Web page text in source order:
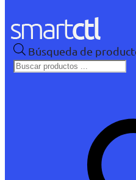
Búsqueda de